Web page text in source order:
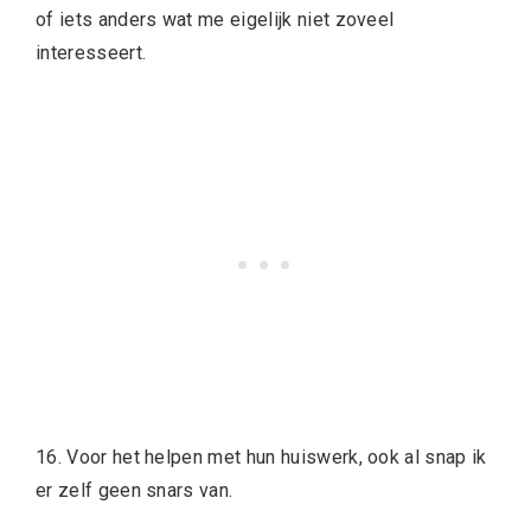
of iets anders wat me eigelijk niet zoveel
interesseert.
16. Voor het helpen met hun huiswerk, ook al snap ik
er zelf geen snars van.